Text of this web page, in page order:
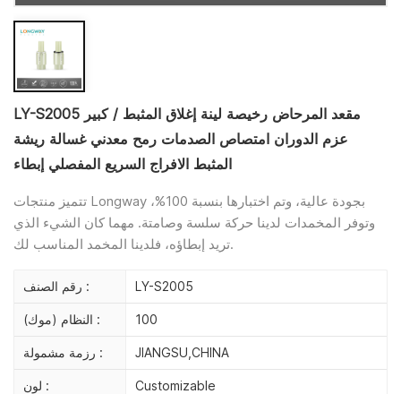
LY-S2005 مقعد المرحاض رخيصة لينة إغلاق المثبط / كبير
عزم الدوران امتصاص الصدمات رمح معدني غسالة ريشة
المثبط الافراج السريع المفصلي إبطاء
تتميز منتجات Longway بجودة عالية، وتم اختبارها بنسبة 100%،
وتوفر المخمدات لدينا حركة سلسة وصامتة. مهما كان الشيء الذي
تريد إبطاؤه، فلدينا المخمد المناسب لك.
رقم الصنف : LY-S2005
النظام (موك) : 100
رزمة مشمولة : JIANGSU,CHINA
لون : Customizable